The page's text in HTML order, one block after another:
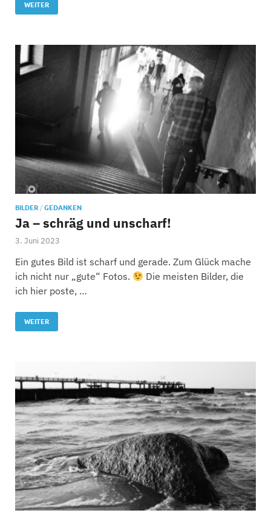
WEITER
BILDER / GEDANKEN
Ja – schräg und unscharf!
3. Juni 2023
Ein gutes Bild ist scharf und gerade. Zum Glück mache
ich nicht nur „gute“ Fotos.
Die meisten Bilder, die
ich hier poste, …
WEITER